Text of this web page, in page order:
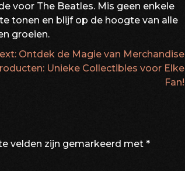
voor The Beatles. Mis geen enkele
tonen en blijf op de hoogte van alle
groeien.
Ontdek de Magie van Merchandise
Unieke Collectibles voor Elke
Fan!
velden zijn gemarkeerd met *